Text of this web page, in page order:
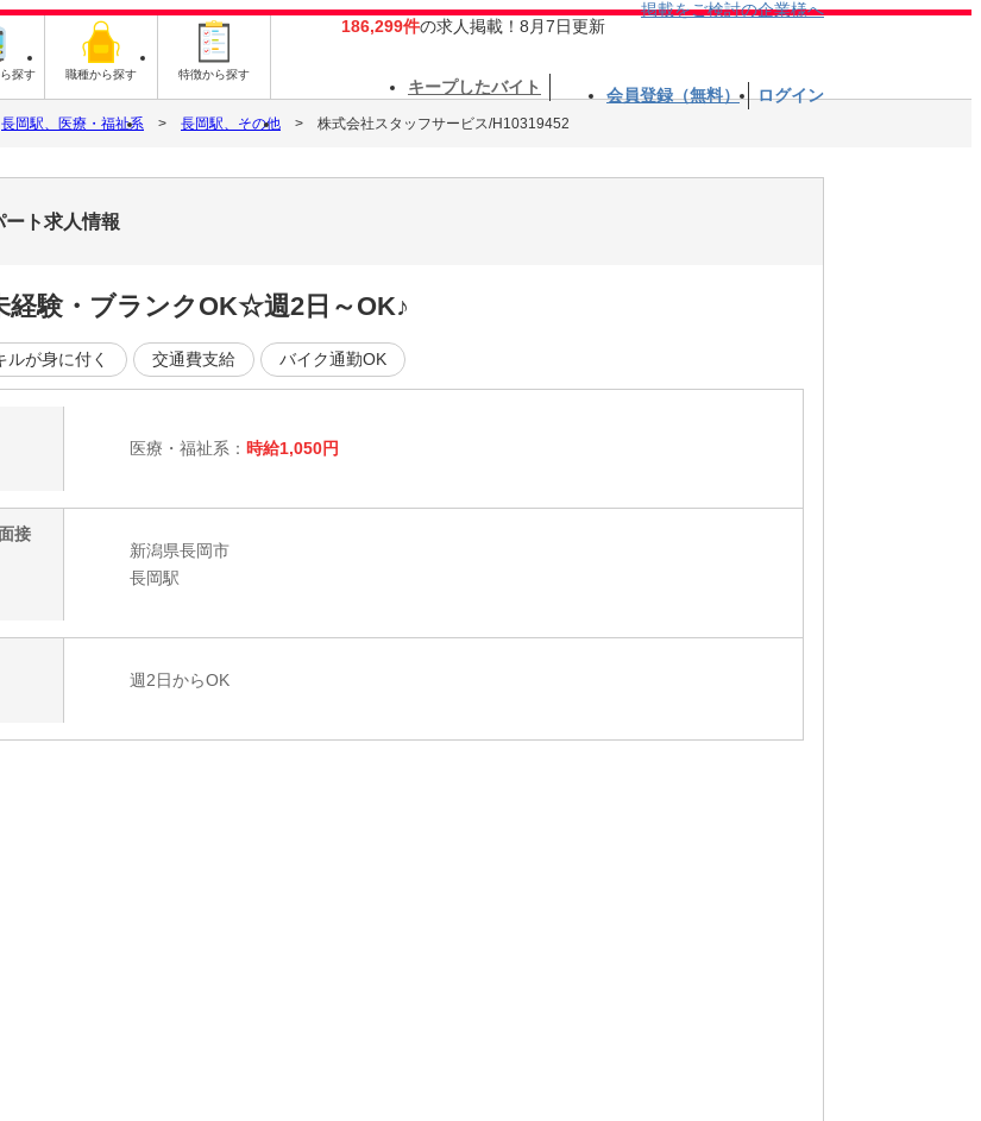
探す 職種から探す 特徴から探す
186,299件の求人掲載！8月7日更新
掲載をご検討の企業様へ
キープしたバイト 会員登録（無料） ログイン
長岡駅、医療・福祉系 長岡駅、その他 株式会社スタッフサービス/H10319452
ト求人情報
経験・ブランクOK☆週2日～OK♪
ルが身に付く 交通費支給 バイク通勤OK
医療・福祉系： 時給1,050円
接
新潟県長岡市
長岡駅
週2日からOK